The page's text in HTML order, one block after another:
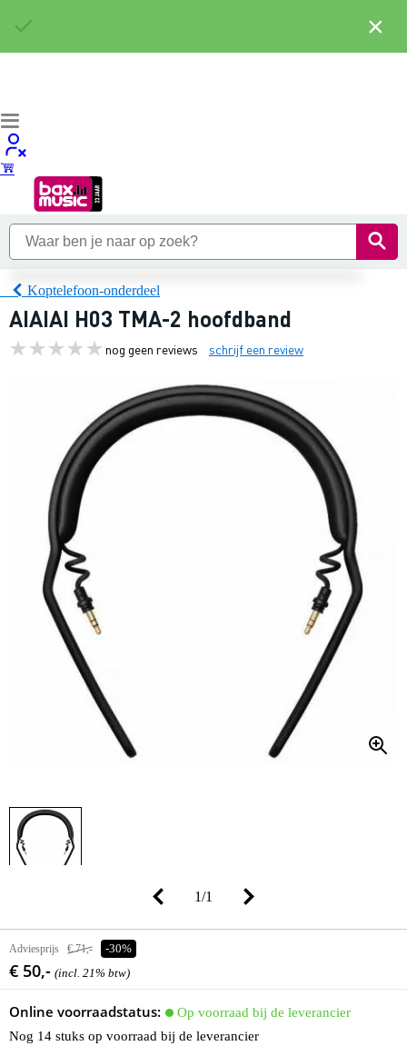
Koptelefoon-onderdeel
AIAIAI H03 TMA-2 hoofdband
nog geen reviews schrijf een review
1/1
Adviesprijs € 71,- -30%
€ 50,- (incl. 21% btw)
Online voorraadstatus:
Op voorraad bij de leverancier
Nog 14 stuks op voorraad bij de leverancier
×